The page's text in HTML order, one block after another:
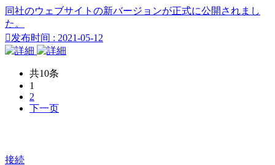
同社のウェブサイトの新バージョンが正式に公開されまし
た。
发布时间 : 2021-05-12
共10条
1
2
下一页
接続